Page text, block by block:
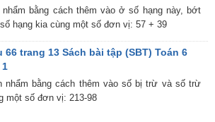
nhẩm bằng cách thêm vào ở số hạng này, bớt
hạng kia cùng một số đơn vị: 57 + 39
66 trang 13 Sách bài tập (SBT) Toán 6
nhẩm bằng cách thêm vào số bị trừ và số trừ
một số đơn vị: 213-98